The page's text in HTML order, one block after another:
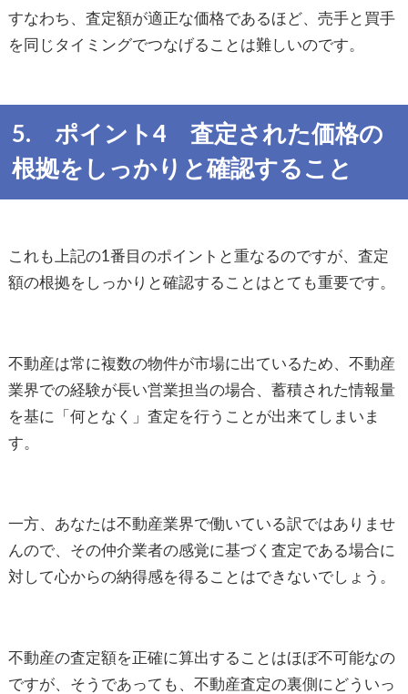
すなわち、査定額が適正な価格であるほど、売手と買手
を同じタイミングでつなげることは難しいのです。
5. ポイント4 査定された価格の
根拠をしっかりと確認すること
これも上記の1番目のポイントと重なるのですが、査定
額の根拠をしっかりと確認することはとても重要です。
不動産は常に複数の物件が市場に出ているため、不動産
業界での経験が長い営業担当の場合、蓄積された情報量
を基に「何となく」査定を行うことが出来てしまいま
す。
一方、あなたは不動産業界で働いている訳ではありませ
んので、その仲介業者の感覚に基づく査定である場合に
対して心からの納得感を得ることはできないでしょう。
不動産の査定額を正確に算出することはほぼ不可能なの
ですが、そうであっても、不動産査定の裏側にどういっ